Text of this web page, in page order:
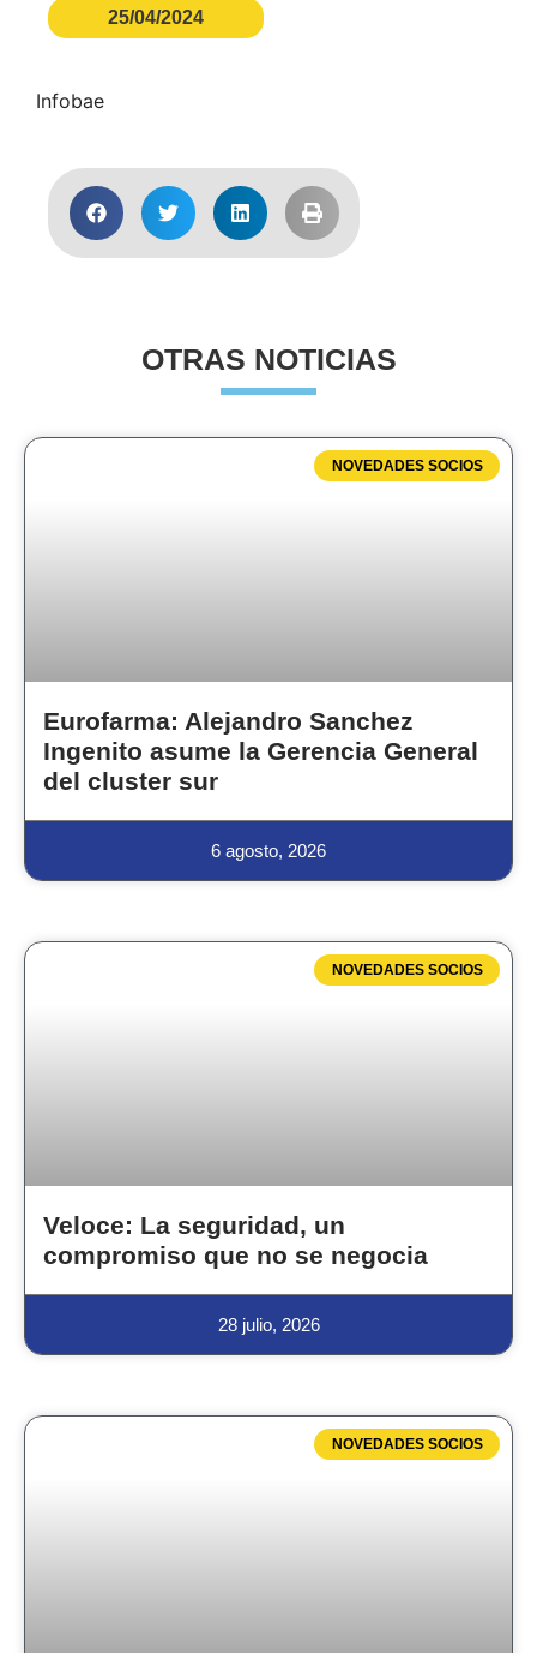
25/04/2024
Infobae
OTRAS NOTICIAS
NOVEDADES SOCIOS
Eurofarma: Alejandro Sanchez
Ingenito asume la Gerencia General
del cluster sur
6 agosto, 2026
NOVEDADES SOCIOS
Veloce: La seguridad, un
compromiso que no se negocia
28 julio, 2026
NOVEDADES SOCIOS